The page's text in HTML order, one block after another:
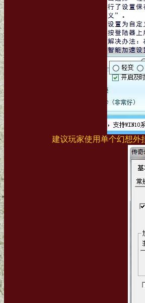
建议玩家使用单个幻想外